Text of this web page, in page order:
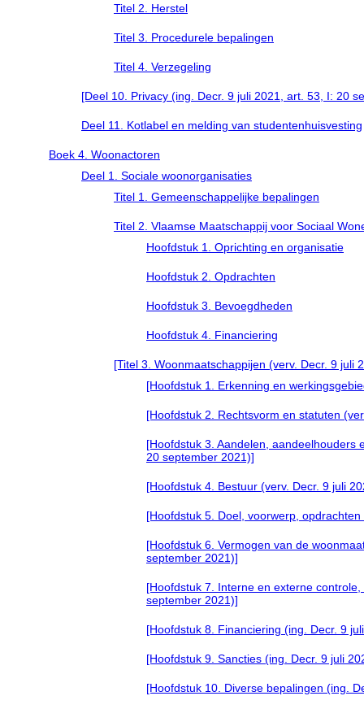
Titel 2. Herstel
Titel 3. Procedurele bepalingen
Titel 4. Verzegeling
[Deel 10. Privacy (ing. Decr. 9 juli 2021, art. 53, I: 20
Deel 11. Kotlabel en melding van studentenhuisvesting
Boek 4. Woonactoren
Deel 1. Sociale woonorganisaties
Titel 1. Gemeenschappelijke bepalingen
Titel 2. Vlaamse Maatschappij voor Sociaal
Hoofdstuk 1. Oprichting en organisatie
Hoofdstuk 2. Opdrachten
Hoofdstuk 3. Bevoegdheden
Hoofdstuk 4. Financiering
[Titel 3. Woonmaatschappijen (verv. Decr. 9 juli
[Hoofdstuk 1. Erkenning en
[Hoofdstuk 2. Rechtsvorm en statuten
[Hoofdstuk 3. Aandelen,
20 september 2021)]
[Hoofdstuk 4. Bestuur (verv. Decr. 9 juli
[Hoofdstuk 5. Doel, voorwerp,
[Hoofdstuk 6. Vermogen van de
september 2021)]
[Hoofdstuk 7. Interne en externe
september 2021)]
[Hoofdstuk 8. Financiering (ing. Decr. 9
[Hoofdstuk 9. Sancties (ing. Decr. 9 juli
[Hoofdstuk 10. Diverse bepalingen (ing.